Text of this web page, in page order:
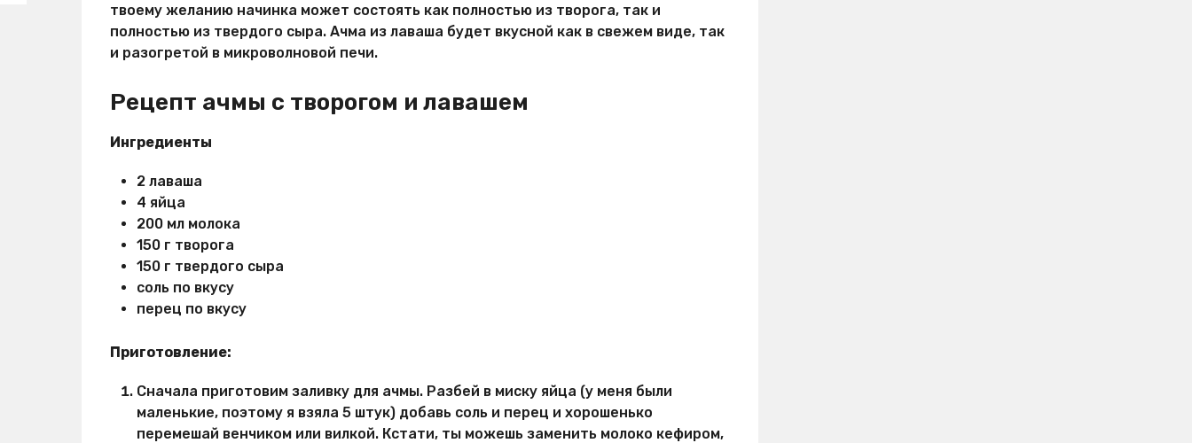
твоему желанию начинка может состоять как полностью из творога, так и
полностью из твердого сыра. Ачма из лаваша будет вкусной как в свежем виде, так
и разогретой в микроволновой печи.
Рецепт ачмы с творогом и лавашем
Ингредиенты
2 лаваша
4 яйца
200 мл молока
150 г творога
150 г твердого сыра
соль по вкусу
перец по вкусу
Приготовление:
Сначала приготовим заливку для ачмы. Разбей в миску яйца (у меня были
маленькие, поэтому я взяла 5 штук) добавь соль и перец и хорошенько
перемешай венчиком или вилкой. Кстати, ты можешь заменить молоко кефиром,